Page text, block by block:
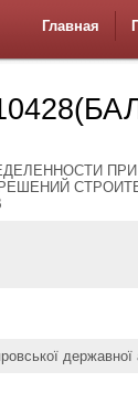
Главная
державної